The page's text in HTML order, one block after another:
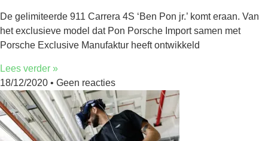
De gelimiteerde 911 Carrera 4S ‘Ben Pon jr.’ komt eraan. Van
het exclusieve model dat Pon Porsche Import samen met
Porsche Exclusive Manufaktur heeft ontwikkeld
Lees verder »
18/12/2020
Geen reacties